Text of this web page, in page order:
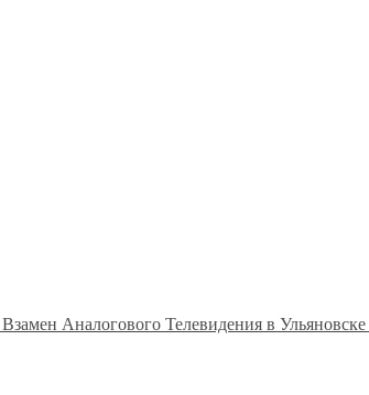
Аналогового Телевидения в Ульяновске